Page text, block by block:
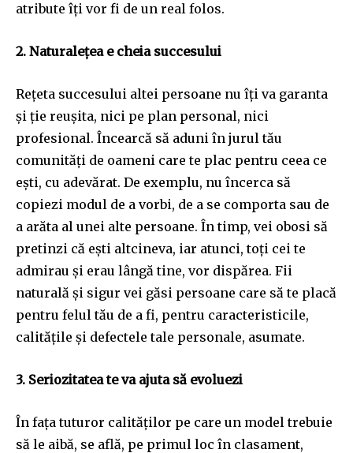
atribute îți vor fi de un real folos.
2. Naturalețea e cheia succesului
Rețeta succesului altei persoane nu îți va garanta
și ție reușita, nici pe plan personal, nici
profesional. Încearcă să aduni în jurul tău
comunități de oameni care te plac pentru ceea ce
ești, cu adevărat. De exemplu, nu încerca să
copiezi modul de a vorbi, de a se comporta sau de
a arăta al unei alte persoane. În timp, vei obosi să
pretinzi că ești altcineva, iar atunci, toți cei te
admirau și erau lângă tine, vor dispărea. Fii
naturală și sigur vei găsi persoane care să te placă
pentru felul tău de a fi, pentru caracteristicile,
calitățile și defectele tale personale, asumate.
3. Seriozitatea te va ajuta să evoluezi
În fața tuturor calităților pe care un model trebuie
să le aibă, se află, pe primul loc în clasament,